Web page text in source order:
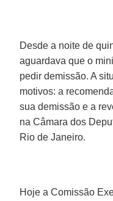
Desde a noite de
aguardava que o
pedir demissão. A
motivos: a
sua demissão e a
na Câmara dos
Rio de Janeiro.
Hoje a Comissão